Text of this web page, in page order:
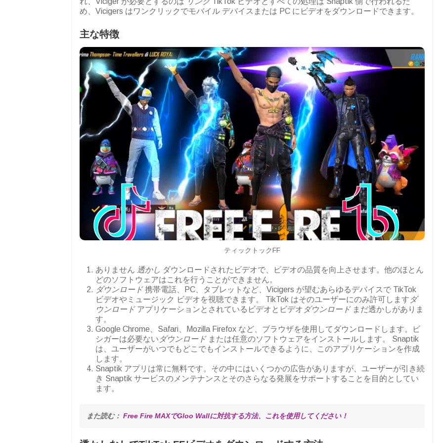
め、Vicigers はワンクリックでモバイル デバイスまたは PC にビデオをダウンロードできます。
主な特徴
ティックトックFF
ありません 透かし ダウンロードされたビデオで、ビデオの品質を向上させます。他のほとん
どのソフトウェアはこれを行うことができません。
ダウンロード携帯電話、PC、タブレットなど、Vicigers が望むあらゆるデバイスで TikTok
ビデオやミュージック ビデオを視聴できます。 TikTok はそのユーザーにのみ許可します ダ
ウンロードアプリケーションとされているビデオとビデオ ダウンロードまだ透かしがありま
す。
Google Chrome、Safari、Mozilla Firefox など、ブラウザを使用してダウンロードします。ビ
シガーは必要ない ダウンロードまたは任意のソフトウェアをインストールします。 Snaptik
は、ユーザーがいつでもどこでもインストールできるように、このアプリケーションを作成
します。
Snaptik アプリは常に無料です。その中にはいくつかの広告がありますが、ユーザーが引き続
き Snaptik サービスのメンテナンスとそのさらなる発展をサポートすることを目的としてい
ます。
また読む： Free Fire MAXでGloo Wallに対抗する方法、これを使用してください！